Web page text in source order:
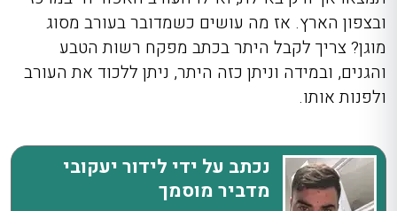
ובצפון הארץ. אז מה עושים כשמדובר בעורב מסוג
מוגן? צריך לקבל היתר בכתב מפקח רשות הטבע
והגנים, ובמידה וניתן כזה היתר, ניתן ללכוד את העורב
ולפנות אותו.
נכתב על ידי לידור יעקובי
מדביר מוסמך